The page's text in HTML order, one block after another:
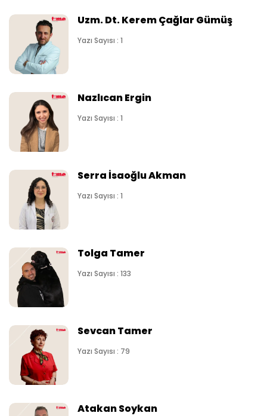
Uzm. Dt. Kerem Çağlar Gümüş
Yazı Sayısı : 1
Nazlıcan Ergin
Yazı Sayısı : 1
Serra İsaoğlu Akman
Yazı Sayısı : 1
Tolga Tamer
Yazı Sayısı : 133
Sevcan Tamer
Yazı Sayısı : 79
Atakan Soykan